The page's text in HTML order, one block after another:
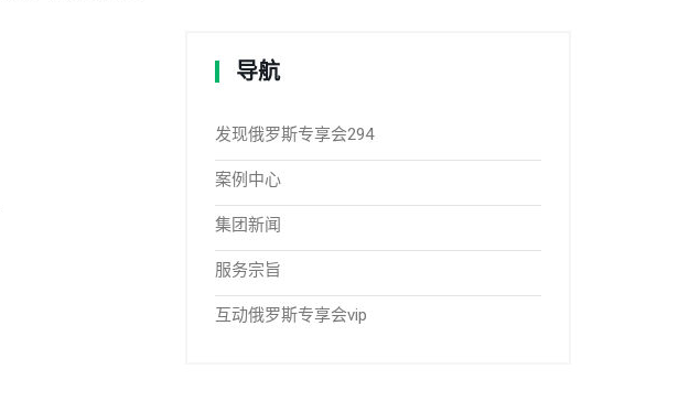
导航
发现俄罗斯专享会294
案例中心
集团新闻
服务宗旨
互动俄罗斯专享会vip